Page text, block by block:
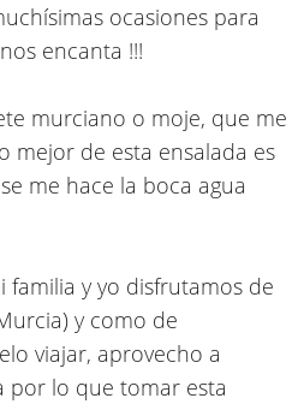
ocasiones para
encanta !!!
murciano o moje, que me
mejor de esta ensalada es
me hace la boca agua
familia y yo disfrutamos de
y como de
viajar, aprovecho a
por lo que tomar esta